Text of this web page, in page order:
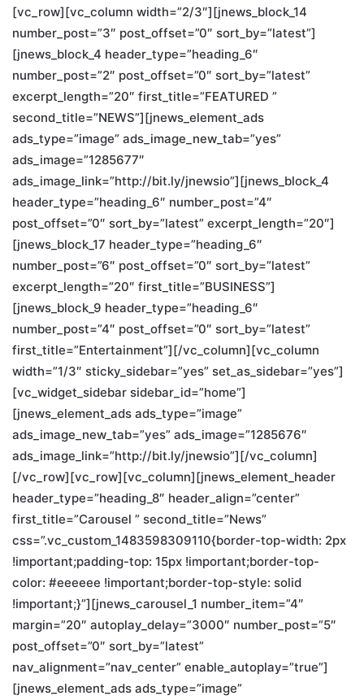
[vc_row][vc_column width=”2/3″][jnews_block_14
number_post=”3″ post_offset=”0″ sort_by=”latest”]
[jnews_block_4 header_type=”heading_6″
number_post=”2″ post_offset=”0″ sort_by=”latest”
excerpt_length=”20″ first_title=”FEATURED ”
second_title=”NEWS”][jnews_element_ads
ads_type=”image” ads_image_new_tab=”yes”
ads_image=”1285677″
ads_image_link=”http://bit.ly/jnewsio”][jnews_block_4
header_type=”heading_6″ number_post=”4″
post_offset=”0″ sort_by=”latest” excerpt_length=”20″]
[jnews_block_17 header_type=”heading_6″
number_post=”6″ post_offset=”0″ sort_by=”latest”
excerpt_length=”20″ first_title=”BUSINESS”]
[jnews_block_9 header_type=”heading_6″
number_post=”4″ post_offset=”0″ sort_by=”latest”
first_title=”Entertainment”][/vc_column][vc_column
width=”1/3″ sticky_sidebar=”yes” set_as_sidebar=”yes”]
[vc_widget_sidebar sidebar_id=”home”]
[jnews_element_ads ads_type=”image”
ads_image_new_tab=”yes” ads_image=”1285676″
ads_image_link=”http://bit.ly/jnewsio”][/vc_column]
[/vc_row][vc_row][vc_column][jnews_element_header
header_type=”heading_8″ header_align=”center”
first_title=”Carousel ” second_title=”News”
css=”.vc_custom_1483598309110{border-top-width: 2px
!important;padding-top: 15px !important;border-top-
color: #eeeeee !important;border-top-style: solid
!important;}”][jnews_carousel_1 number_item=”4″
margin=”20″ autoplay_delay=”3000″ number_post=”5″
post_offset=”0″ sort_by=”latest”
nav_alignment=”nav_center” enable_autoplay=”true”]
[jnews_element_ads ads_type=”image”